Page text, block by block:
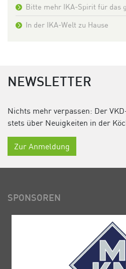
Bitte mehr IKA-Spirit für das
In der IKA-Welt zu Hause
NEWSLETTER
Nichts mehr verpassen: Der
stets über Neuigkeiten in der
Zur Anmeldung
SPONSOREN